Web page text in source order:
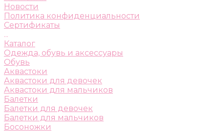
Новости
Политика конфиденциальности
Сертификаты
...
Каталог
Одежда, обувь и аксессуары
Обувь
Аквастоки
Аквастоки для девочек
Аквастоки для мальчиков
Балетки
Балетки для девочек
Балетки для мальчиков
Босоножки